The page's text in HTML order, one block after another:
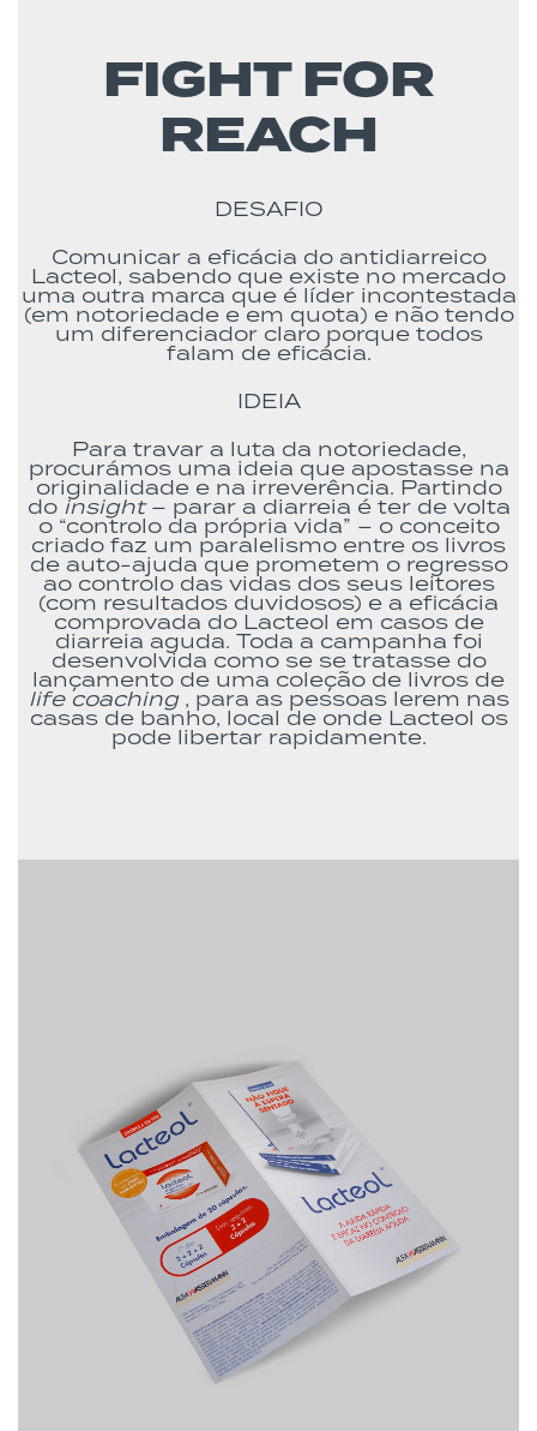
FIGHT FOR
REACH
DESAFIO
Comunicar a eficácia do antidiarreico
Lacteol, sabendo que existe no mercado
uma outra marca que é líder incontestada
(em notoriedade e em quota) e não tendo
um diferenciador claro porque todos
falam de eficácia.
IDEIA
Para travar a luta da notoriedade,
procurámos uma ideia que apostasse na
originalidade e na irreverência. Partindo
do insight– parar a diarreia é ter de volta
o “controlo da própria vida” – o conceito
criado faz um paralelismo entre os livros
de auto-ajuda que prometem o regresso
ao controlo das vidas dos seus leitores
(com resultados duvidosos) e a eficácia
comprovada do Lacteol em casos de
diarreia aguda. Toda a campanha foi
desenvolvida como se se tratasse do
lançamento de uma coleção de livros de
life coaching, para as pessoas lerem nas
casas de banho, local de onde Lacteol os
pode libertar rapidamente.